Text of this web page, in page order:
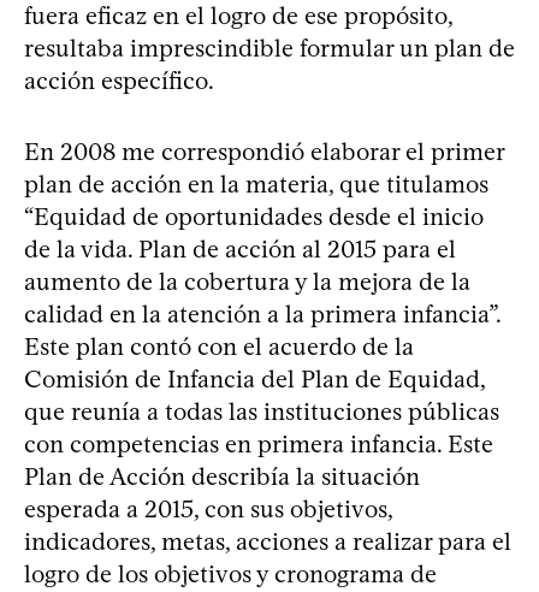
fuera eficaz en el logro de ese propósito,
resultaba imprescindible formular un plan de
acción específico.
En 2008 me correspondió elaborar el primer
plan de acción en la materia, que titulamos
“Equidad de oportunidades desde el inicio
de la vida. Plan de acción al 2015 para el
aumento de la cobertura y la mejora de la
calidad en la atención a la primera infancia”.
Este plan contó con el acuerdo de la
Comisión de Infancia del Plan de Equidad,
que reunía a todas las instituciones públicas
con competencias en primera infancia. Este
Plan de Acción describía la situación
esperada a 2015, con sus objetivos,
indicadores, metas, acciones a realizar para el
logro de los objetivos y cronograma de